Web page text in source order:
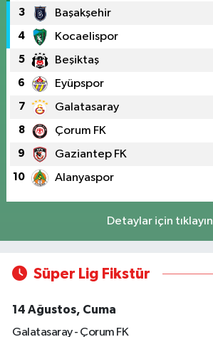
3 Başakşehir
4 Kocaelispor
5 Beşiktaş
6 Eyüpspor
7 Galatasaray
8 Çorum FK
9 Gaziantep FK
10 Alanyaspor
Detaylar için tıklayın
Süper Lig Fikstür
14 Ağustos, Cuma
Galatasaray - Çorum FK